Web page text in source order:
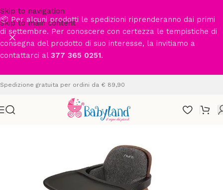
Skip to navigation
Skip to main content
📦 Per alcuni prodotti le spedizioni riprenderanno dai primi
di settembre. Per conoscere con certezza le tempistiche di
consegna del prodotto di suo interesse, la invitiamo a
contattarci al 377 365 0251.
Spedizione gratuita per ordini da € 89,90